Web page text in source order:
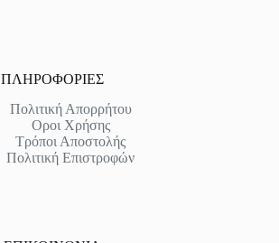
ΠΛΗΡΟΦΟΡΙΕΣ
Πολιτική Απορρήτου
Οροι Χρήσης
Τρόποι Αποστολής
Πολιτική Επιστροφών